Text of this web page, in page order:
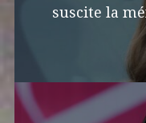
suscite la